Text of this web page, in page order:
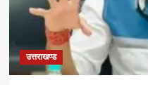
उत्तराखण्ड